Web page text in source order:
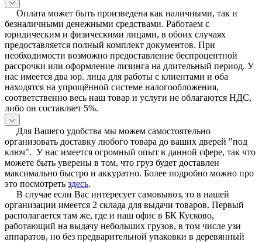
Оплата может быть произведена как наличными, так и
безналичными денежными средствами. Работаем с
юридическим и физическими лицами, в обоих случаях
предоставляется полный комплект документов. При
необходимости возможно предоставление беспроцентной
рассрочки или оформление лизинга на длительный период. У
нас имеется два юр. лица для работы с клиентами и оба
находятся на упрощённой системе налогообложения,
соответственно весь наш товар и услуги не облагаются НДС,
либо он составляет 5%.
Для Вашего удобства мы можем самостоятельно
организовать доставку любого товара до ваших дверей "под
ключ". У нас имеется огромный опыт в данной сфере, так что
можете быть уверены в том, что груз будет доставлен
максимально быстро и аккуратно. Более подробно можно про
это посмотреть здесь.
В случае если Вас интересует самовывоз, то в нашей
организации имеется 2 склада для выдачи товаров. Первый
располагается там же, где и наш офис в БК Кусково,
работающий на выдачу небольших грузов, в том числе узи
аппаратов, но без предварительной упаковки в деревянный